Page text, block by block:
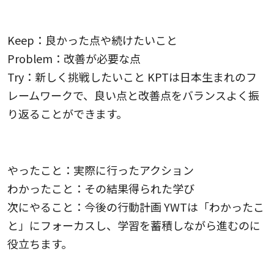
Keep：良かった点や続けたいこと
Problem：改善が必要な点
Try：新しく挑戦したいこと KPTは日本生まれのフ
レームワークで、良い点と改善点をバランスよく振
り返ることができます。
やったこと：実際に行ったアクション
わかったこと：その結果得られた学び
次にやること：今後の行動計画 YWTは「わかったこ
と」にフォーカスし、学習を蓄積しながら進むのに
役立ちます。